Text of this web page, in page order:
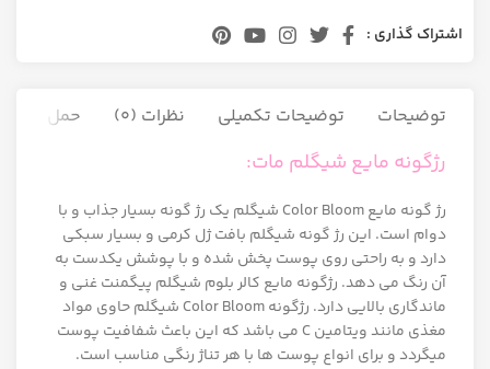
اشتراک گذاری :
توضیحات توضیحات تکمیلی نظرات (0) حمل و نقل
رژگونه مایع شیگلم مات:
رژ گونه مایع Color Bloom شیگلم یک رژ گونه بسیار جذاب و با
دوام است. این رژ گونه شیگلم بافت ژل کرمی و بسیار سبکی
دارد و به راحتی روی پوست پخش شده و با پوشش یکدست به
آن رنگ می دهد. رژگونه مایع کالر بلوم شیگلم پیگمنت غنی و
ماندگاری بالایی دارد. رژگونه Color Bloom شیگلم حاوی مواد
مغذی مانند ویتامین C می باشد که این باعث شفافیت پوست
میگردد و برای انواع پوست ها با هر تناژ رنگی مناسب است.